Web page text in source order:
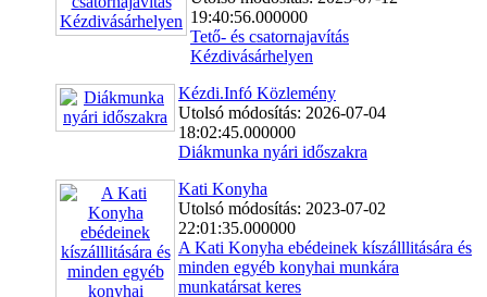
19:40:56.000000
Tető- és csatornajavítás
Kézdivásárhelyen
Kézdi.Infó Közlemény
Utolsó módosítás: 2026-07-04
18:02:45.000000
Diákmunka nyári időszakra
Kati Konyha
Utolsó módosítás: 2023-07-02
22:01:35.000000
A Kati Konyha ebédeinek kíszálllitására és
minden egyéb konyhai munkára
munkatársat keres